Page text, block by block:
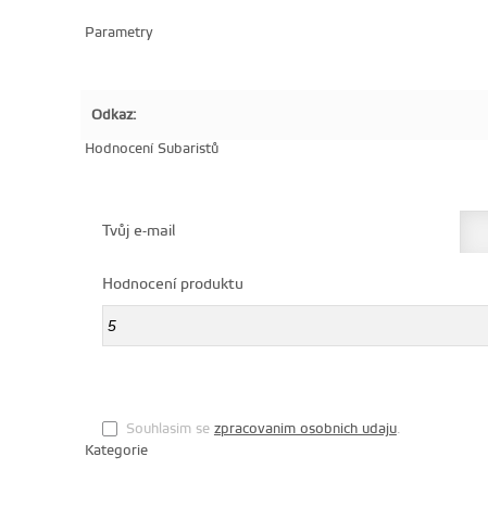
Parametry
Odkaz:
Hodnocení Subaristů
Tvůj e-mail
Hodnocení produktu
Souhlasim se zpracovanim osobnich udaju.
Kategorie